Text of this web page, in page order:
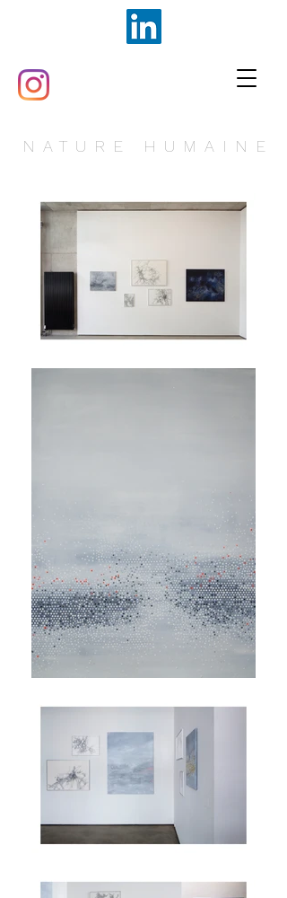
NATURE HUMAINE